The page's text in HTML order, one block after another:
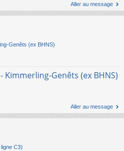
Aller au message
Genêts (ex BHNS)
Kimmerling-Genêts (ex BHNS)
Aller au message
C3)